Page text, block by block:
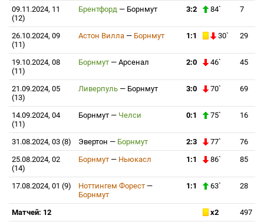
09.11.2024, 11
(12)
Брентфорд — Борнмут 3:2 84` 7
26.10.2024, 09
(11)
Астон Вилла — Борнмут 1:1 30` 29
19.10.2024, 08
(11)
Борнмут — Арсенал 2:0 46` 45
21.09.2024, 05
(13)
Ливерпуль — Борнмут 3:0 70` 69
14.09.2024, 04
(11)
Борнмут — Челси 0:1 75` 16
31.08.2024, 03 (8) Эвертон — Борнмут 2:3 77`
76
25.08.2024, 02
(14)
Борнмут — Ньюкасл 1:1 86` 85
17.08.2024, 01 (9) Ноттингем Форест —
Борнмут
1:1 63` 28
Матчей: 12 x2 497